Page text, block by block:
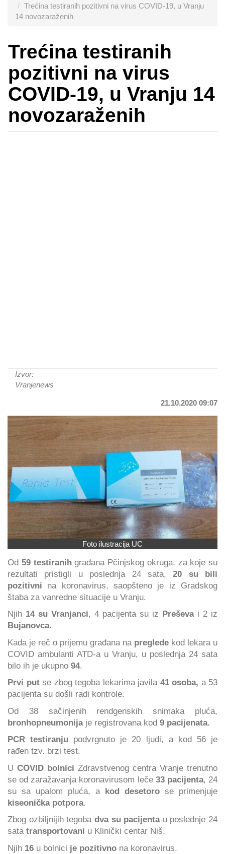
Trećina testiranih pozitivni na virus COVID-19, u Vranju
14 novozaraženih
Trećina testiranih
pozitivni na virus
COVID-19, u Vranju 14
novozaraženih
Izvor:
Vranjenews
21.10.2020 09:07
Foto ilustracija UC
Od 59 testiranihgrađana Pčinjskog okruga, za koje su
rezultati pristigli u poslednja 24 sata,20 su bili
pozitivni na koronavirus, saopšteno je iz Gradskog
štaba za vanredne situacije u Vranju.
Njih 14 su Vranjanci, 4 pacijenta su iz Preševai 2 iz
Bujanovca.
Kada je reč o prijemu građana na preglede kod lekara u
COVID ambulanti ATD-a u Vranju, u poslednja 24 sata
bilo ih je ukupno 94.
Prvi put se zbog tegoba lekarima javila 41 osoba, a 53
pacijenta su došli radi kontrole.
Od 38 sačinjenih rendgenskih snimaka pluća,
bronhopneumonijaje registrovana kod 9 pacijenata.
PCR testiranju podvrgnuto je 20 ljudi, a kod 56 je
rađen tzv. brzi test.
U COVID bolnici Zdravstvenog centra Vranje trenutno
se od zaražavanja koronavirusom leče33 pacijenta, 24
su sa upalom pluća, a kod desetoro se primenjuje
kiseonička potpora.
Zbog ozbiljnijih tegoba dva su pacijenta u poslednje 24
sata transportovani u Klinički centar Niš.
Njih 16 u bolnici je pozitivno na koronavirus.